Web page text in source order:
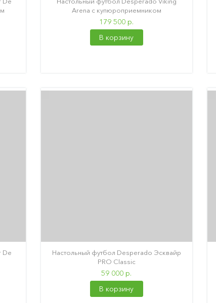
Arena с купюроприемником
179 500 р.
В корзину
De
Настольный футбол Desperado Эсквайр
PRO Classic
59 000 р.
В корзину